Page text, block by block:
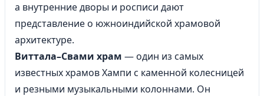
а внутренние дворы и росписи дают
представление о южноиндийской храмовой
архитектуре.
Виттала–Свами храм — один из самых
известных храмов Хампи с каменной колесницей
и резными музыкальными колоннами. Он